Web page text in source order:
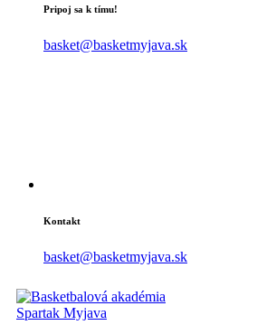
Pripoj sa k tímu!
basket@basketmyjava.sk
Kontakt
basket@basketmyjava.sk